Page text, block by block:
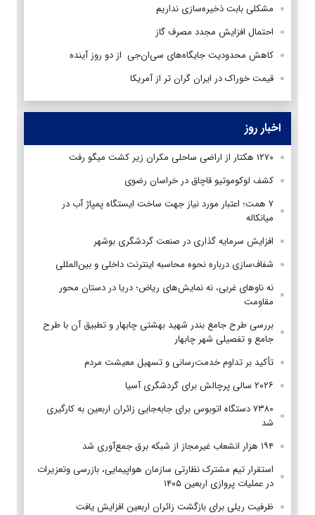
مشکلی بابت ذخیره‌سازی نداریم
احتمال افزایش مجدد مصرف گاز
کاهش محدودیت جایگاه‌های سی‌ان‌جی از دو روز آینده
قیمت خوراک در ایران گران تر از آمریکا
اخبار روز
۱۲۷۰ هکتار از اراضی ساحلی مکران زیر کشت میگو رفت
کشف لوکوموتیو قاچاق در خراسان رضوی
۷ همت؛ اعتبار مورد نیاز جهت ساخت ایستگاه پمپاژ آب در
میانکاله
افزایش سرمایه گذاری در صنعت گردشگری بوشهر
شفاف‌سازی درباره نحوه محاسبه اینترنت داخلی و بین‌المللی
نه ناوهای غربی، نه نمایش‌های ریاض؛ دریا در دستان محور
مقاومت
بررسی طرح جامع بندر شهید بهشتی چابهار و تطبیق آن با طرح
جامع و تفصیلی شهر چابهار
تأکید بر تداوم خدمت‌رسانی و تسهیل معیشت مردم
۲۰۲۶ سالی پرچالش برای گردشگری آسیا
۷۳۸۰ دستگاه اتوبوس برای جابه‌جایی زائران اربعین به‌ کارگیری
شد
۱۹۴ هزار انشعاب غیرمجاز از شبکه برق جمع‌آوری شد
استقرار تیم مشترک نظارتی سازمان هواپیمایی، بازرسی وتعزیرات
در عملیات پروازی اربعین ۱۴۰۵
ظرفیت ریلی برای بازگشت زائران اربعین افزایش یافت